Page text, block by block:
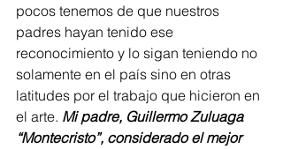
pocos tenemos de que nuestros
padres hayan tenido ese
reconocimiento y lo sigan teniendo no
solamente en el país sino en otras
latitudes por el trabajo que hicieron en
el arte. Mi padre, Guillermo Zuluaga
“Montecristo”, considerado el mejor